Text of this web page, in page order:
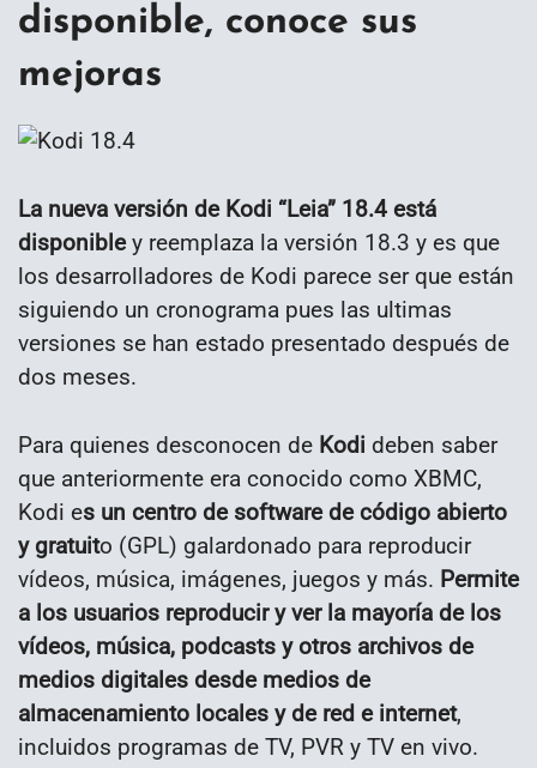
disponible, conoce sus
mejoras
La nueva versión de Kodi “Leia” 18.4 está
disponibley reemplaza la versión 18.3 y es que
los desarrolladores de Kodi parece ser que están
siguiendo un cronograma pues las ultimas
versiones se han estado presentado después de
dos meses.
Para quienes desconocen de Kodi deben saber
que anteriormente era conocido como XBMC,
Kodi es un centro de software de código abierto
y gratuito (GPL) galardonado para reproducir
vídeos, música, imágenes, juegos y más. Permite
a los usuarios reproducir y ver la mayoría de los
vídeos, música, podcasts y otros archivos de
medios digitales desde medios de
almacenamiento locales y de red e internet,
incluidos programas de TV, PVR y TV en vivo.